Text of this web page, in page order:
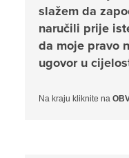
slažem da
naručili prije
da moje pravo
ugovor u
Na kraju kliknite na